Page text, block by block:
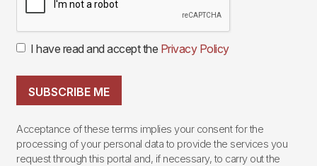
I have read and accept the Privacy Policy
SUBSCRIBE ME
Acceptance of these terms implies your consent for the
processing of your personal data to provide the services you
request through this portal and, if necessary, to carry out the